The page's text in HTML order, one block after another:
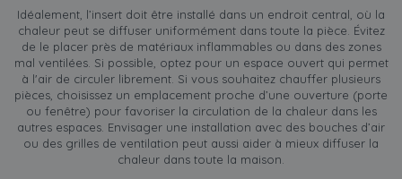
Idéalement, l’insert doit être installé dans un endroit central, où la
chaleur peut se diffuser uniformément dans toute la pièce. Évitez
de le placer près de matériaux inflammables ou dans des zones
mal ventilées. Si possible, optez pour un espace ouvert qui permet
à l'air de circuler librement. Si vous souhaitez chauffer plusieurs
pièces, choisissez un emplacement proche d’une ouverture (porte
ou fenêtre) pour favoriser la circulation de la chaleur dans les
autres espaces. Envisager une installation avec des bouches d’air
ou des grilles de ventilation peut aussi aider à mieux diffuser la
chaleur dans toute la maison.